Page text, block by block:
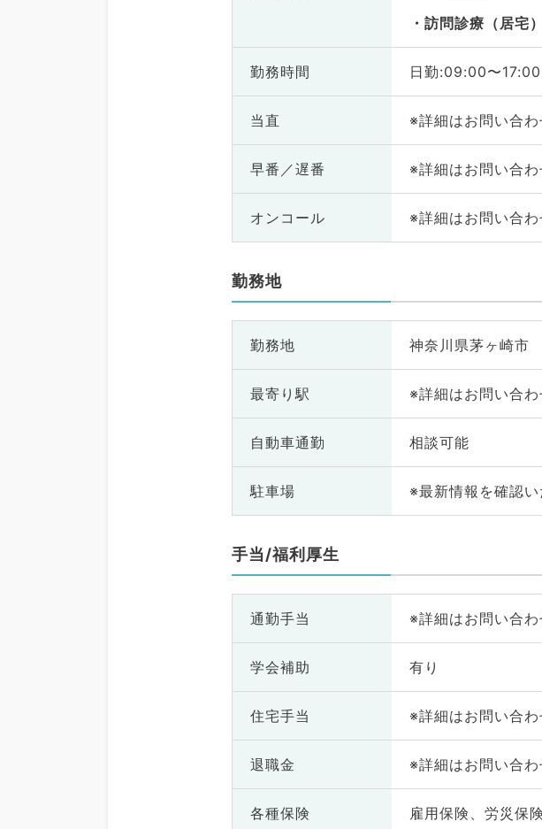
訪問診療（居宅）
勤務時間 日勤:09:00〜17:00
当直 ※詳細はお問い合
早番／遅番 ※詳細はお問い合
オンコール ※詳細はお問い合
勤務地
勤務地 神奈川県茅ヶ崎市
最寄り駅 ※詳細はお問い合
自動車通勤 相談可能
駐車場 ※最新情報を確認
手当/福利厚生
通勤手当 ※詳細はお問い合
学会補助 有り
住宅手当 ※詳細はお問い合
退職金 ※詳細はお問い合
各種保険 雇用保険、労災保